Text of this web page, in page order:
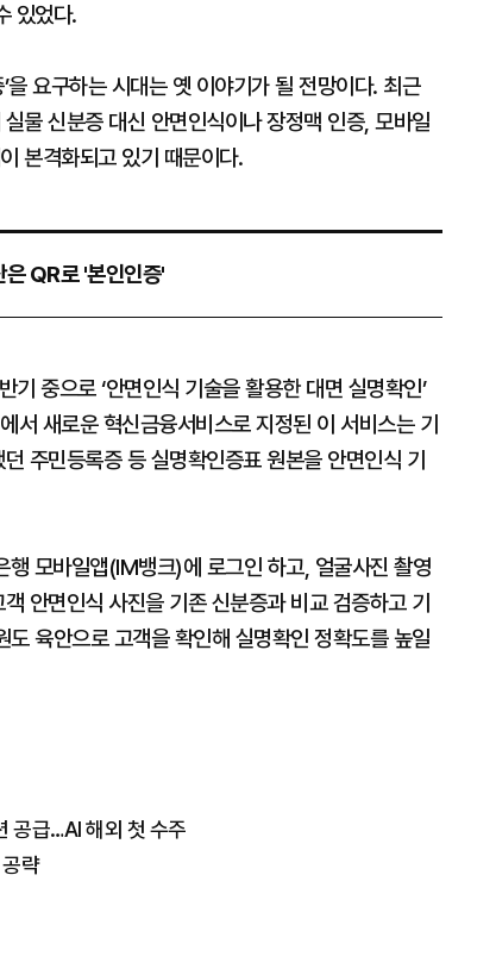
있었다.
을 요구하는 시대는 옛 이야기가 될 전망이다. 최근
물 신분증 대신 안면인식이나 장정맥 인증, 모바일
본격화되고 있기 때문이다.
은 QR로 '본인인증'
중으로 ‘안면인식 기술을 활용한 대면 실명확인’
서 새로운 혁신금융서비스로 지정된 이 서비스는 기
주민등록증 등 실명확인증표 원본을 안면인식 기
모바일앱(IM뱅크)에 로그인 하고, 얼굴사진 촬영
안면인식 사진을 기존 신분증과 비교 검증하고 기
육안으로 고객을 확인해 실명확인 정확도를 높일
공급…AI 해외 첫 수주
략